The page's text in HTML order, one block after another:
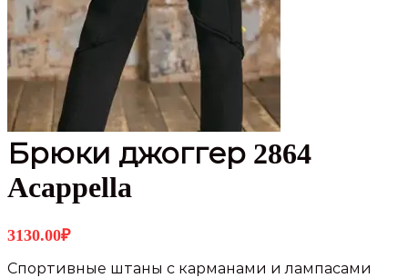
Брюки джоггер 2864
Acappella
3130.00₽
Спортивные штаны с карманами и лампасами